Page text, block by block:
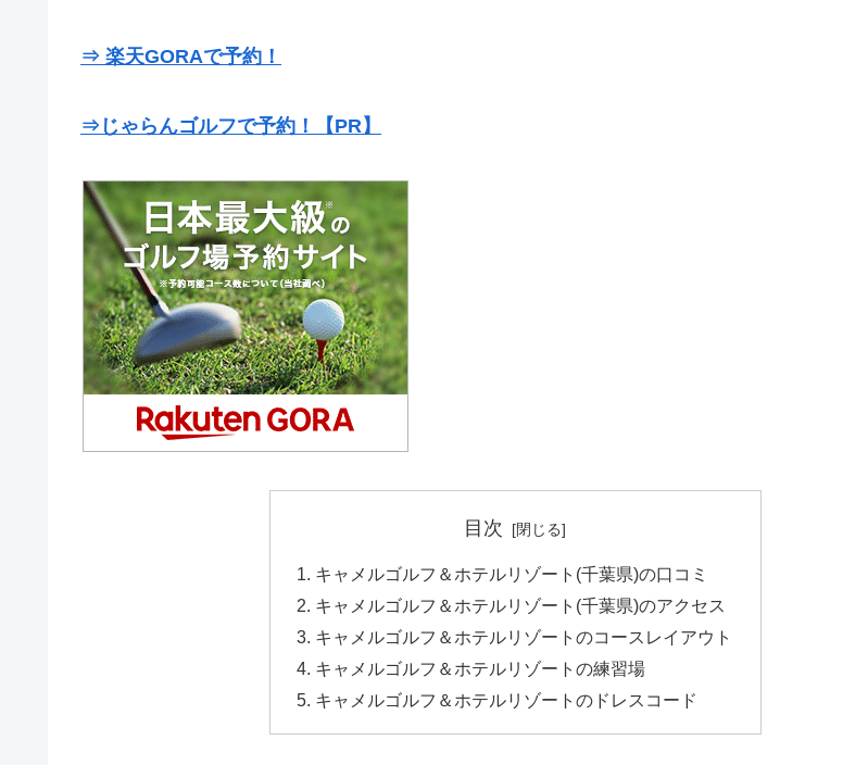
⇒ 楽天GORAで予約！
⇒じゃらんゴルフで予約！【PR】
目次
キャメルゴルフ＆ホテルリゾート(千葉県)の口コミ
キャメルゴルフ＆ホテルリゾート(千葉県)のアクセス
キャメルゴルフ＆ホテルリゾートのコースレイアウト
キャメルゴルフ＆ホテルリゾートの練習場
キャメルゴルフ＆ホテルリゾートのドレスコード